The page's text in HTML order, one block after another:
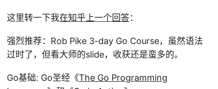
这里转一下我在知乎上一个回答：
强烈推荐：Rob Pike 3-day Go Course，虽然语法
过时了，但看大师的slide，收获还是蛮多的。
Go基础: Go圣经《The Go Programming